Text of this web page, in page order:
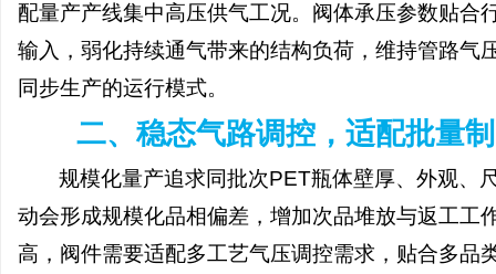
配量产产线集中高压供气工况。阀体承压参数贴合
输入，弱化持续通气带来的结构负荷，维持管路气
同步生产的运行模式。
二、稳态气路调控，适配批量
规模化量产追求同批次PET瓶体壁厚、外观、
动会形成规模化品相偏差，增加次品堆放与返工工
高，阀件需要适配多工艺气压调控需求，贴合多品
揭秘！专业充电桩项目